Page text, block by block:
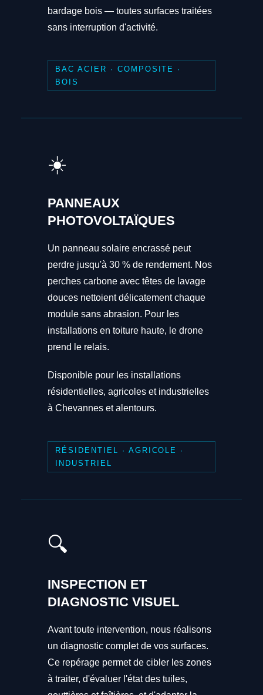
bardage bois — toutes surfaces traitées
sans interruption d'activité.
BAC ACIER · COMPOSITE ·
BOIS
☀️
PANNEAUX
PHOTOVOLTAÏQUES
Un panneau solaire encrassé peut
perdre jusqu'à 30 % de rendement. Nos
perches carbone avec têtes de lavage
douces nettoient délicatement chaque
module sans abrasion. Pour les
installations en toiture haute, le drone
prend le relais.
Disponible pour les installations
résidentielles, agricoles et industrielles
à Chevannes et alentours.
RÉSIDENTIEL · AGRICOLE ·
INDUSTRIEL
🔍
INSPECTION ET
DIAGNOSTIC VISUEL
Avant toute intervention, nous réalisons
un diagnostic complet de vos surfaces.
Ce repérage permet de cibler les zones
à traiter, d'évaluer l'état des tuiles,